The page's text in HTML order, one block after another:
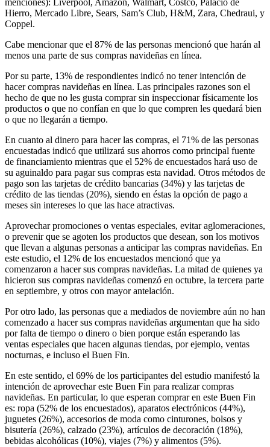
menciones): Liverpool, Amazon, Walmart, Costco, Palacio de
Hierro, Mercado Libre, Sears, Sam’s Club, H&M, Zara, Chedraui, y
Coppel.
Cabe mencionar que el 87% de las personas mencionó que harán al
menos una parte de sus compras navideñas en línea.
Por su parte, 13% de respondientes indicó no tener intención de
hacer compras navideñas en línea. Las principales razones son el
hecho de que no les gusta comprar sin inspeccionar físicamente los
productos o que no confían en que lo que compren les quedará bien
o que no llegarán a tiempo.
En cuanto al dinero para hacer las compras, el 71% de las personas
encuestadas indicó que utilizará sus ahorros como principal fuente
de financiamiento mientras que el 52% de encuestados hará uso de
su aguinaldo para pagar sus compras esta navidad. Otros métodos de
pago son las tarjetas de crédito bancarias (34%) y las tarjetas de
crédito de las tiendas (20%), siendo en éstas la opción de pago a
meses sin intereses lo que las hace atractivas.
Aprovechar promociones o ventas especiales, evitar aglomeraciones,
o prevenir que se agoten los productos que desean, son los motivos
que llevan a algunas personas a anticipar las compras navideñas. En
este estudio, el 12% de los encuestados mencionó que ya
comenzaron a hacer sus compras navideñas. La mitad de quienes ya
hicieron sus compras navideñas comenzó en octubre, la tercera parte
en septiembre, y otros con mayor antelación.
Por otro lado, las personas que a mediados de noviembre aún no han
comenzado a hacer sus compras navideñas argumentan que ha sido
por falta de tiempo o dinero o bien porque están esperando las
ventas especiales que hacen algunas tiendas, por ejemplo, ventas
nocturnas, e incluso el Buen Fin.
En este sentido, el 69% de los participantes del estudio manifestó la
intención de aprovechar este Buen Fin para realizar compras
navideñas. En particular, lo que esperan comprar en este Buen Fin
es: ropa (52% de los encuestados), aparatos electrónicos (44%),
juguetes (26%), accesorios de moda como cinturones, bolsos y
bisutería (26%), calzado (23%), artículos de decoración (18%),
bebidas alcohólicas (10%), viajes (7%) y alimentos (5%).